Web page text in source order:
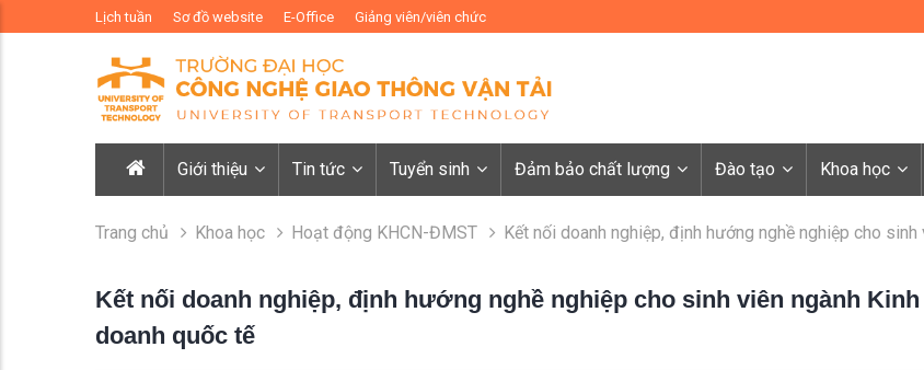
Lịch tuần Sơ đồ website E-Office Giảng viên/viên chức
Giới thiệu Tin tức Tuyển sinh Đảm bảo chất lượng Đào tạo Khoa học
Trang chủ Khoa học Hoạt động KHCN-ĐMST Kết nối doanh nghiệp, định hướng nghề nghiệp cho
Kết nối doanh nghiệp, định hướng nghề nghiệp cho sinh viên ngành Kinh
doanh quốc tế